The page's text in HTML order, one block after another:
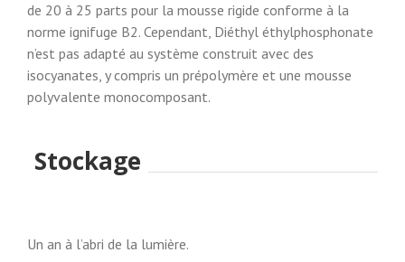
de 20 à 25 parts pour la mousse rigide conforme à la
norme ignifuge B2. Cependant, Diéthyl éthylphosphonate
n’est pas adapté au système construit avec des
isocyanates, y compris un prépolymère et une mousse
polyvalente monocomposant.
Stockage
Un an à l’abri de la lumière.